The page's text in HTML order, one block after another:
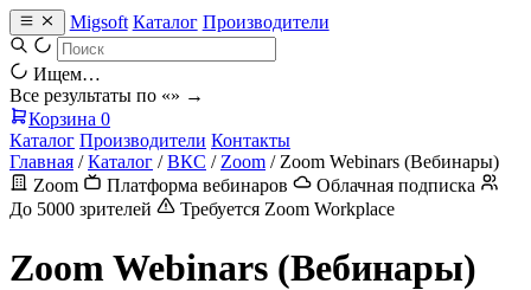
Migsoft Каталог Производители
Ищем…
Все результаты по «» →
Корзина 0
Каталог Производители Контакты
Главная / Каталог / ВКС / Zoom / Zoom Webinars (Вебинары)
Zoom
Платформа вебинаров
Облачная подписка
До 5000 зрителей
Требуется Zoom Workplace
Zoom Webinars (Вебинары)